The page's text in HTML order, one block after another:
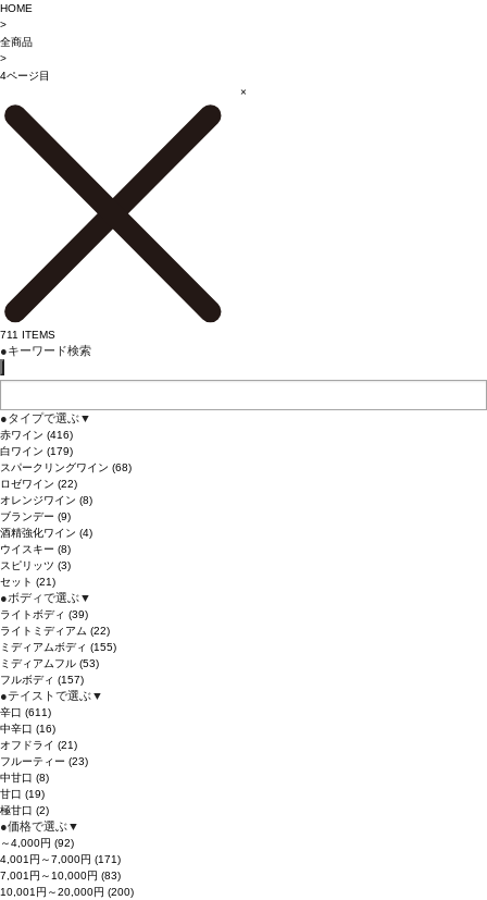
HOME
>
全商品
>
4ページ目
×
711 ITEMS
●キーワード検索
●タイプで選ぶ▼
赤ワイン (416)
白ワイン (179)
スパークリングワイン (68)
ロゼワイン (22)
オレンジワイン (8)
ブランデー (9)
酒精強化ワイン (4)
ウイスキー (8)
スピリッツ (3)
セット (21)
●ボディで選ぶ▼
ライトボディ (39)
ライトミディアム (22)
ミディアムボディ (155)
ミディアムフル (53)
フルボディ (157)
●テイストで選ぶ▼
辛口 (611)
中辛口 (16)
オフドライ (21)
フルーティー (23)
中甘口 (8)
甘口 (19)
極甘口 (2)
●価格で選ぶ▼
～4,000円 (92)
4,001円～7,000円 (171)
7,001円～10,000円 (83)
10,001円～20,000円 (200)